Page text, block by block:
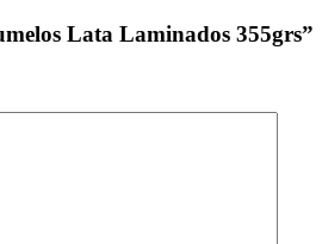
Lata Laminados 355grs”